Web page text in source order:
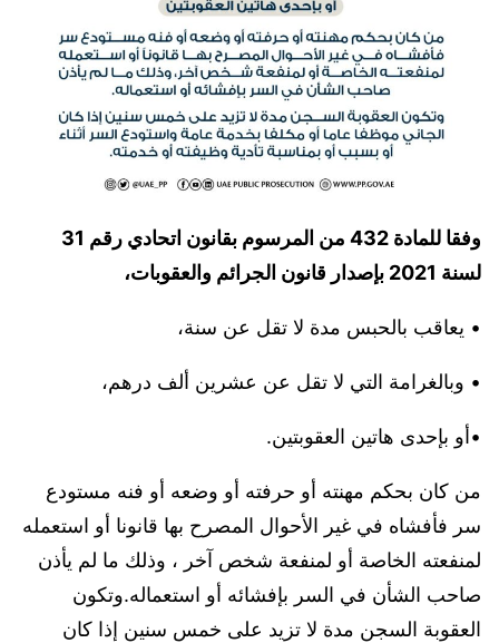
وفقا للمادة 432 من المرسوم بقانون اتحادي رقم 31
لسنة 2021 بإصدار قانون الجرائم والعقوبات،
• يعاقب بالحبس مدة لا تقل عن سنة،
• وبالغرامة التي لا تقل عن عشرين ألف درهم،
•أو بإحدى هاتين العقوبتين.
من كان بحكم مهنته أو حرفته أو وضعه أو فنه مستودع
سر فأفشاه في غير الأحوال المصرح بها قانونا أو استعمله
لمنفعته الخاصة أو لمنفعة شخص آخر ، وذلك ما لم يأذن
صاحب الشأن في السر بإفشائه أو استعماله.وتكون
العقوبة السجن مدة لا تزيد على خمس سنين إذا كان